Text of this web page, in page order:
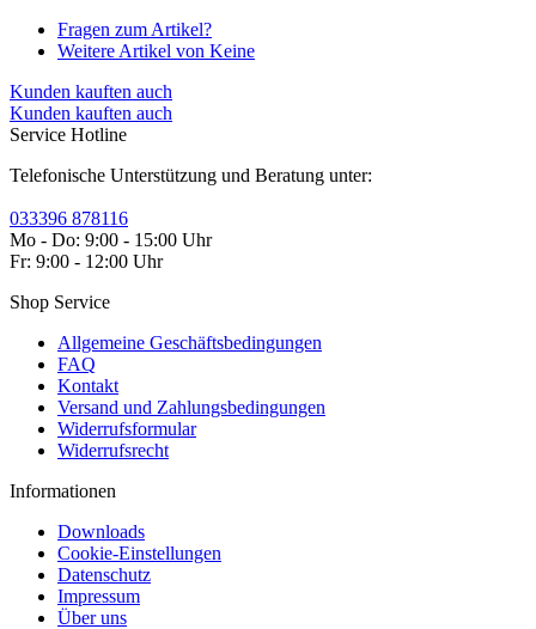
Fragen zum Artikel?
Weitere Artikel von Keine
Kunden kauften auch
Kunden kauften auch
Service Hotline
Telefonische Unterstützung und Beratung unter:
033396 878116
Mo - Do: 9:00 - 15:00 Uhr
Fr: 9:00 - 12:00 Uhr
Shop Service
Allgemeine Geschäftsbedingungen
FAQ
Kontakt
Versand und Zahlungsbedingungen
Widerrufsformular
Widerrufsrecht
Informationen
Downloads
Cookie-Einstellungen
Datenschutz
Impressum
Über uns